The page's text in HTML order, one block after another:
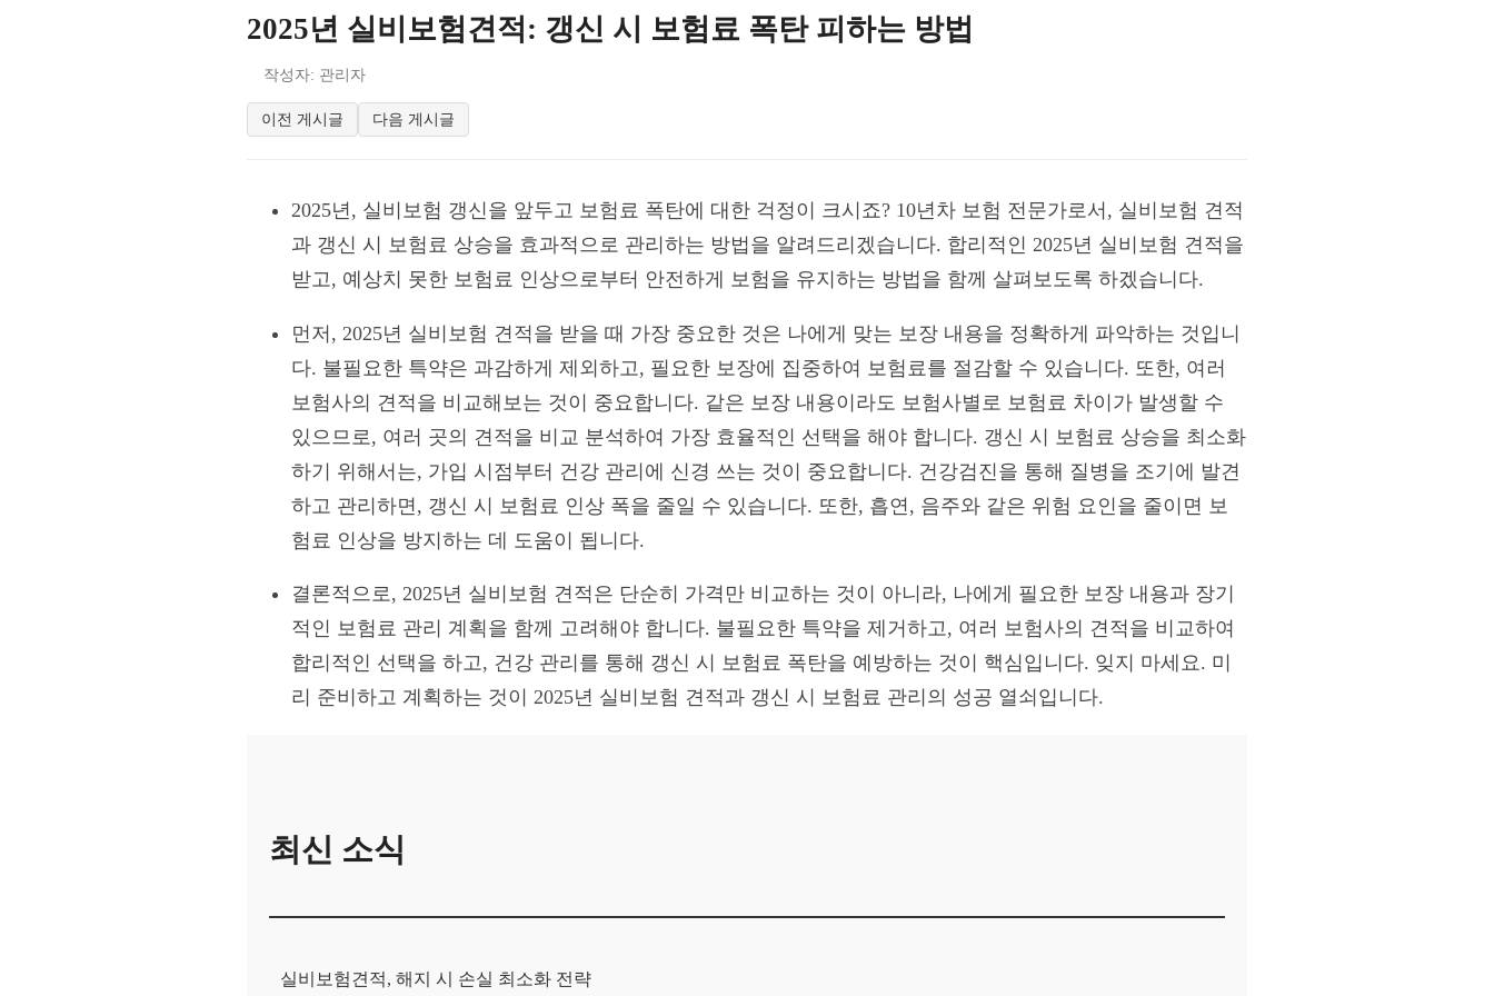
2025년 실비보험견적: 갱신 시 보험료 폭탄 피하는 방법
작성자: 관리자
이전 게시글 다음 게시글
2025년, 실비보험 갱신을 앞두고 보험료 폭탄에 대한 걱정이 크시죠? 10년차 보험 전문가로서, 실비보험 견적
과 갱신 시 보험료 상승을 효과적으로 관리하는 방법을 알려드리겠습니다. 합리적인 2025년 실비보험 견적을
받고, 예상치 못한 보험료 인상으로부터 안전하게 보험을 유지하는 방법을 함께 살펴보도록 하겠습니다.
먼저, 2025년 실비보험 견적을 받을 때 가장 중요한 것은 나에게 맞는 보장 내용을 정확하게 파악하는 것입니
다. 불필요한 특약은 과감하게 제외하고, 필요한 보장에 집중하여 보험료를 절감할 수 있습니다. 또한, 여러
보험사의 견적을 비교해보는 것이 중요합니다. 같은 보장 내용이라도 보험사별로 보험료 차이가 발생할 수
있으므로, 여러 곳의 견적을 비교 분석하여 가장 효율적인 선택을 해야 합니다. 갱신 시 보험료 상승을 최소화
하기 위해서는, 가입 시점부터 건강 관리에 신경 쓰는 것이 중요합니다. 건강검진을 통해 질병을 조기에 발견
하고 관리하면, 갱신 시 보험료 인상 폭을 줄일 수 있습니다. 또한, 흡연, 음주와 같은 위험 요인을 줄이면 보
험료 인상을 방지하는 데 도움이 됩니다.
결론적으로, 2025년 실비보험 견적은 단순히 가격만 비교하는 것이 아니라, 나에게 필요한 보장 내용과 장기
적인 보험료 관리 계획을 함께 고려해야 합니다. 불필요한 특약을 제거하고, 여러 보험사의 견적을 비교하여
합리적인 선택을 하고, 건강 관리를 통해 갱신 시 보험료 폭탄을 예방하는 것이 핵심입니다. 잊지 마세요. 미
리 준비하고 계획하는 것이 2025년 실비보험 견적과 갱신 시 보험료 관리의 성공 열쇠입니다.
최신 소식
실비보험견적, 해지 시 손실 최소화 전략